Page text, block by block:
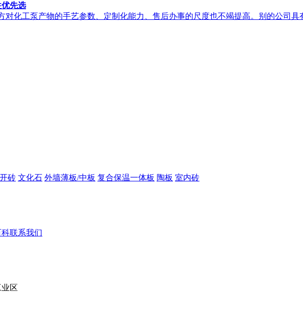
先选
对化工泵产物的手艺参数、定制化能力、售后办事的尺度也不竭提高。别的公司
砖 文化石 外墙薄板/中板 复合保温一体板 陶板 室内砖
科联系我们
区